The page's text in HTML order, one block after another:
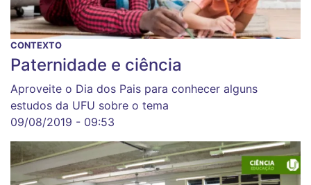
CONTEXTO
Paternidade e ciência
Aproveite o Dia dos Pais para conhecer alguns
estudos da UFU sobre o tema
09/08/2019 - 09:53